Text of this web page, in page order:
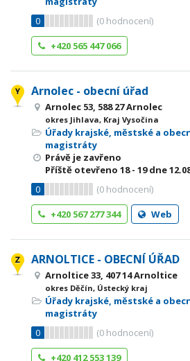
0
(0 hodnocení)
+420 565 447 066
Arnolec - obecní úřad
Arnolec 53, 588 27 Arnolec
okres Jihlava, Kraj Vysočina
Úřady krajské, městské a
magistráty
Právě je zavřeno
Příště otevřeno 18 - 19dne
0
(0 hodnocení)
+420 567 277 344
Web
ARNOLTICE - OBECNÍ ÚŘAD
Arnoltice 33, 407 14 Arnoltice
okres Děčín, Ústecký kraj
Úřady krajské, městské a
magistráty
0
(0 hodnocení)
+420 412 553 139